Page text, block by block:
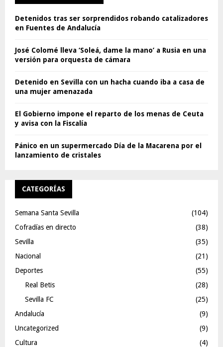
Detenidos tras ser sorprendidos robando catalizadores
en Fuentes de Andalucía
José Colomé lleva ‘Soleá, dame la mano’ a Rusia en una
versión para orquesta de cámara
Detenido en Sevilla con un hacha cuando iba a casa de
una mujer amenazada
El Gobierno impone el reparto de los menas de Ceuta
y avisa con la Fiscalía
Pánico en un supermercado Día de la Macarena por el
lanzamiento de cristales
CATEGORÍAS
Semana Santa Sevilla
(104)
Cofradías en directo
(38)
Sevilla
(35)
Nacional
(21)
Deportes
(55)
Real Betis
(28)
Sevilla FC
(25)
Andalucía
(9)
Uncategorized
(9)
Cultura
(4)